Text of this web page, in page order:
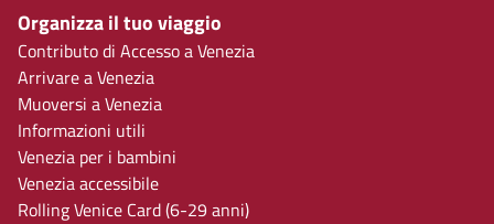
Organizza il tuo viaggio
Contributo di Accesso a Venezia
Arrivare a Venezia
Muoversi a Venezia
Informazioni utili
Venezia per i bambini
Venezia accessibile
Rolling Venice Card (6-29 anni)